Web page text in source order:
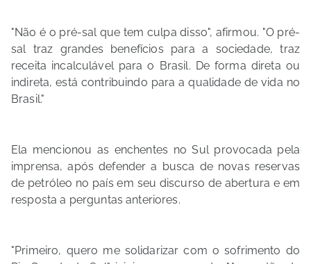
"Não é o pré-sal que tem culpa disso", afirmou. "O pré-
sal traz grandes benefícios para a sociedade, traz
receita incalculável para o Brasil. De forma direta ou
indireta, está contribuindo para a qualidade de vida no
Brasil."
Ela mencionou as enchentes no Sul provocada pela
imprensa, após defender a busca de novas reservas
de petróleo no país em seu discurso de abertura e em
resposta a perguntas anteriores.
"Primeiro, quero me solidarizar com o sofrimento do